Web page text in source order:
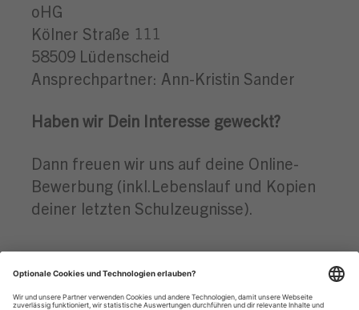
oHG
Kölner Straße 111
58509 Lüdenscheid
Ansprechpartner: Ann-Kristin Sander
Haben wir Dein Interesse geweckt?
Dann freuen wir uns auf deine Online-
Bewerbung (inkl.Lebenslauf und Kopien
deiner letzten Schulzeugnisse).